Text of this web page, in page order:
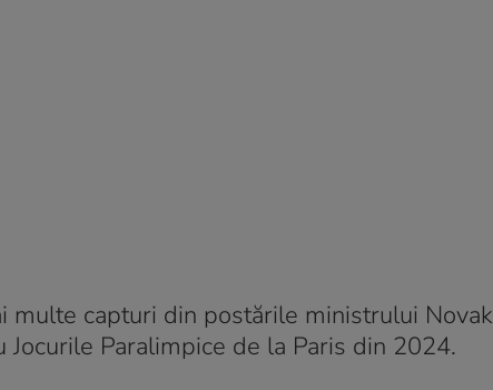
multe capturi din postările ministrului
Paralimpice de la Paris din 2024.